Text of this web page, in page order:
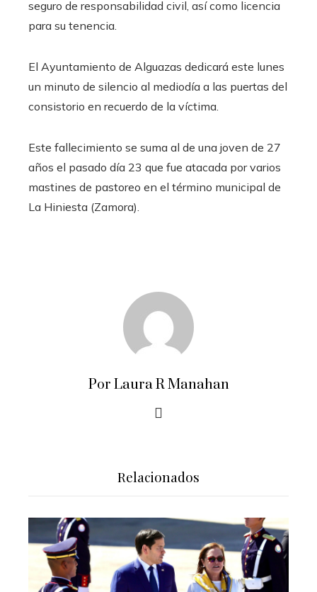
seguro de responsabilidad civil, así como licencia
para su tenencia.
El Ayuntamiento de Alguazas dedicará este lunes
un minuto de silencio al mediodía a las puertas del
consistorio en recuerdo de la víctima.
Este fallecimiento se suma al de una joven de 27
años el pasado día 23 que fue atacada por varios
mastines de pastoreo en el término municipal de
La Hiniesta (Zamora).
Por Laura R Manahan
Relacionados